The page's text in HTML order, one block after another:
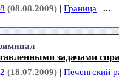
(08.08.2009) | Граница | ...
задачами
(18.07.2009) | Печенгский